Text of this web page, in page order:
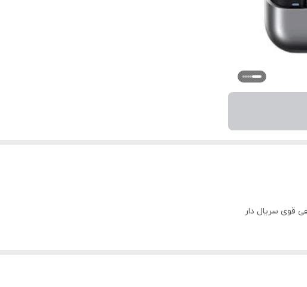
قوی سریال دار